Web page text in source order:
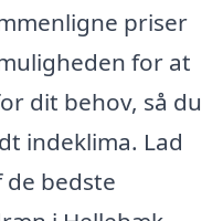
priser
for at
dit behov, så du
indeklima. Lad
bedste